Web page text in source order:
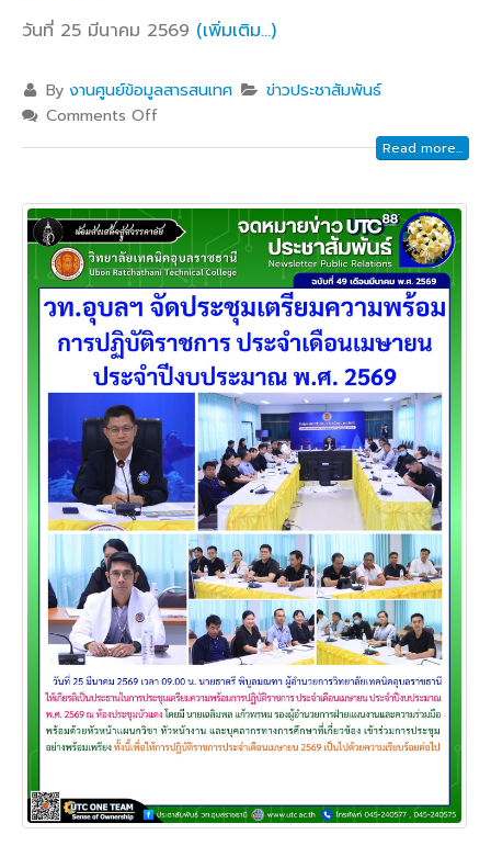
วันที่ 25 มีนาคม 2569 (เพิ่มเติม…)
Byงานศูนย์ข้อมูลสารสนเทศ
ข่าวประชาสัมพันธ์
Comments Off
Read more...